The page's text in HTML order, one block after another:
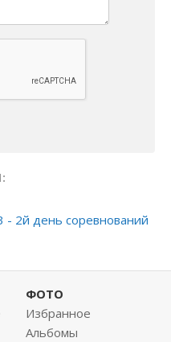
- 2й день соревнований
ФОТО
Избранное
Альбомы